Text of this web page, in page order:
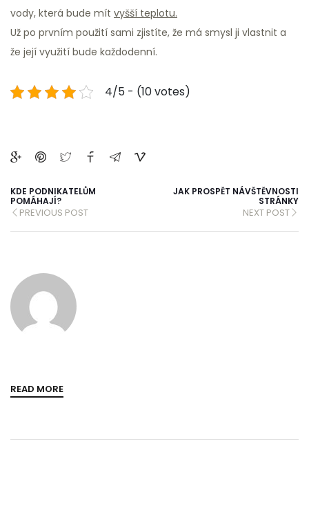
vody, která bude mít vyšší teplotu.
Už po prvním použití sami zjistíte, že má smysl ji vlastnit a
že její využití bude každodenní.
4/5 - (10 votes)
KDE PODNIKATELŮM
POMÁHAJÍ?
PREVIOUS POST
JAK PROSPĚT NÁVŠTĚVNOSTI
STRÁNKY
NEXT POST
READ MORE